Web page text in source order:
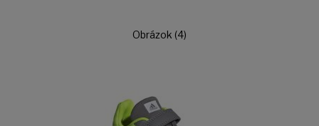
Obrázok (4)